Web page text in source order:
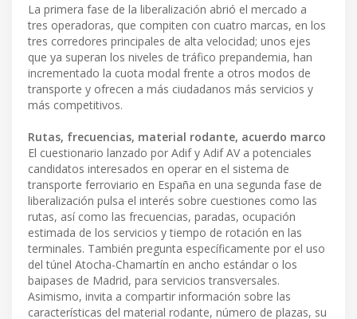
La primera fase de la liberalización abrió el mercado a
tres operadoras, que compiten con cuatro marcas, en los
tres corredores principales de alta velocidad; unos ejes
que ya superan los niveles de tráfico prepandemia, han
incrementado la cuota modal frente a otros modos de
transporte y ofrecen a más ciudadanos más servicios y
más competitivos.
Rutas, frecuencias, material rodante, acuerdo marco
El cuestionario lanzado por Adif y Adif AV a potenciales
candidatos interesados en operar en el sistema de
transporte ferroviario en España en una segunda fase de
liberalización pulsa el interés sobre cuestiones como las
rutas, así como las frecuencias, paradas, ocupación
estimada de los servicios y tiempo de rotación en las
terminales. También pregunta específicamente por el uso
del túnel Atocha-Chamartín en ancho estándar o los
baipases de Madrid, para servicios transversales.
Asimismo, invita a compartir información sobre las
características del material rodante, número de plazas, su